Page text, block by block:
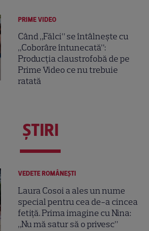
PRIME VIDEO
Când „Fălci” se întâlnește cu
„Coborâre întunecată”:
Producția claustrofobă de pe
Prime Video ce nu trebuie
ratată
ŞTIRI
VEDETE ROMÂNEŞTI
Laura Cosoi a ales un nume
special pentru cea de-a cincea
fetiță. Prima imagine cu Nina:
„Nu mă satur să o privesc”